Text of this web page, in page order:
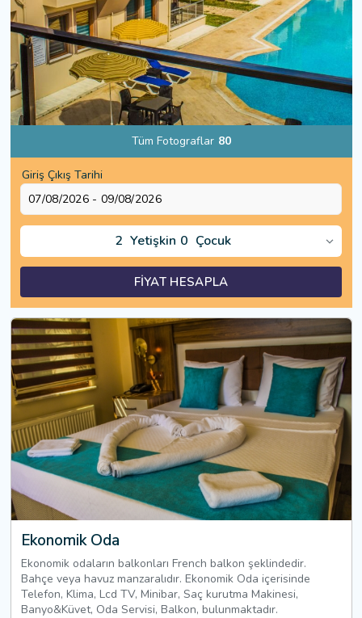
Tüm Fotograflar 80
Giriş Çıkış Tarihi
2 Yetişkin 0 Çocuk
FİYAT HESAPLA
Ekonomik Oda
Ekonomik odaların balkonları French balkon şeklindedir.
Bahçe veya havuz manzaralıdır. Ekonomik Oda içerisinde
Telefon, Klima, Lcd TV, Minibar, Saç kurutma Makinesi,
Banyo&Küvet, Oda Servisi, Balkon, bulunmaktadır.